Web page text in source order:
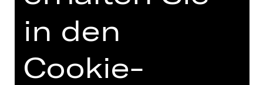
VIDEO/AUDIO
FOTOS
PRESSESTIMMEN
in den
Cookie-